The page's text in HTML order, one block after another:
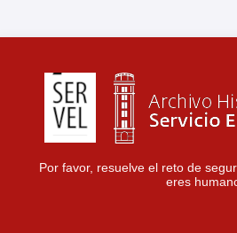
Por favor, resuelve el reto de
eres